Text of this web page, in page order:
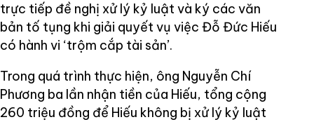
trực tiếp đề nghị xử lý kỷ luật và ký các văn
bản tố tụng khi giải quyết vụ việc Đỗ Đức Hiếu
có hành vi ‘trộm cắp tài sản’.
Trong quá trình thực hiện, ông Nguyễn Chí
Phương ba lần nhận tiền của Hiếu, tổng cộng
260 triệu đồng để Hiếu không bị xử lý kỷ luật